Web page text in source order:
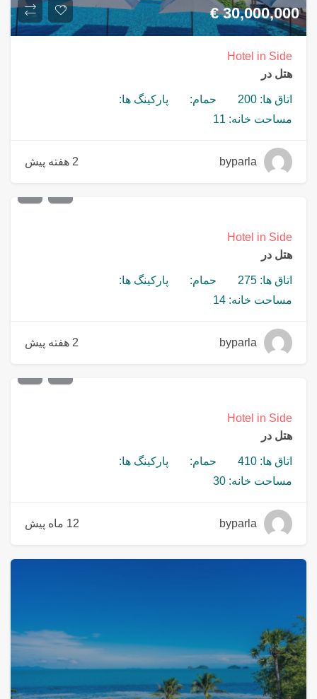
30,000,000
€
Hotel in Side
هتل در
اتاق ها: 200 حمام:
پارکینگ ها:
مساحت خانه: 11
byparla 2 هفته پیش
Hotel in Side
هتل در
اتاق ها: 275 حمام:
پارکینگ ها:
مساحت خانه: 14
byparla 2 هفته پیش
Hotel in Side
هتل در
اتاق ها: 410 حمام:
پارکینگ ها:
مساحت خانه: 30
byparla 12 ماه پیش